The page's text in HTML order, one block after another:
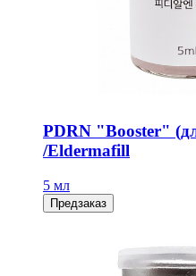
PDRN "Booster"
/Eldermafill
5 мл
Предзаказ